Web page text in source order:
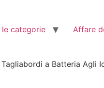
le categorie Affare
Tagliabordi a Batteria Agli